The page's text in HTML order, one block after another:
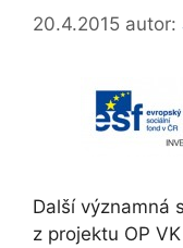
20.4.2015 autor:
Další významná
z projektu OP VK